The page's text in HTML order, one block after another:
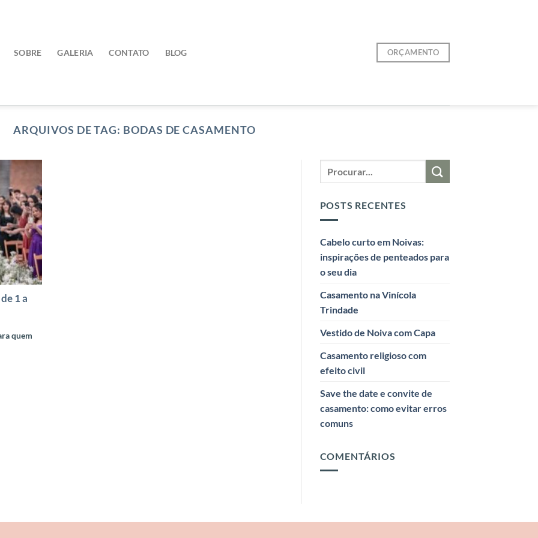
SOBRE GALERIA CONTATO BLOG ORÇAMENTO
ARQUIVOS DE TAG: BODAS DE CASAMENTO
1 a
quem
POSTS RECENTES
Cabelo curto em Noivas:
inspirações de penteados para
o seu dia
Casamento na Vinícola
Trindade
Vestido de Noiva com Capa
Casamento religioso com
efeito civil
Save the date e convite de
casamento: como evitar erros
comuns
COMENTÁRIOS